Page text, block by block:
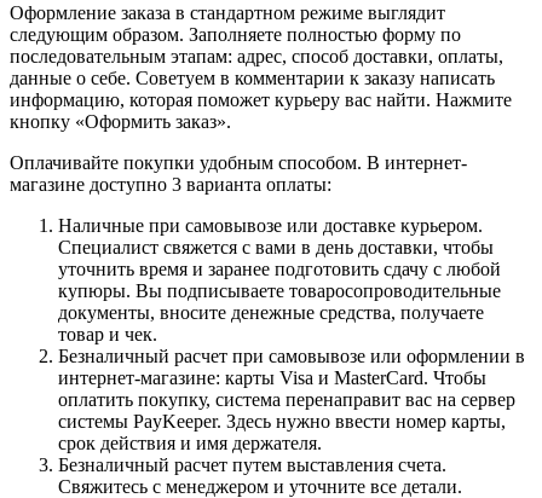
Оформление заказа в стандартном режиме выглядит
следующим образом. Заполняете полностью форму по
последовательным этапам: адрес, способ доставки, оплаты,
данные о себе. Советуем в комментарии к заказу написать
информацию, которая поможет курьеру вас найти. Нажмите
кнопку «Оформить заказ».
Оплачивайте покупки удобным способом. В интернет-
магазине доступно 3 варианта оплаты:
Наличные при самовывозе или доставке курьером.
Специалист свяжется с вами в день доставки, чтобы
уточнить время и заранее подготовить сдачу с любой
купюры. Вы подписываете товаросопроводительные
документы, вносите денежные средства, получаете
товар и чек.
Безналичный расчет при самовывозе или оформлении в
интернет-магазине: карты Visa и MasterCard. Чтобы
оплатить покупку, система перенаправит вас на сервер
системы PayKeeper. Здесь нужно ввести номер карты,
срок действия и имя держателя.
Безналичный расчет путем выставления счета.
Свяжитесь с менеджером и уточните все детали.